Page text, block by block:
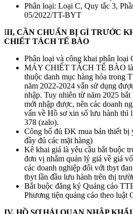
Phân loại: Loại C, Quy tắc 3,
05/2022/TT-BYT
III, CẦN CHUẨN BỊ GÌ TRƯỚC
CHIẾT TÁCH TẾ BÀO
Phân loại và công khai phân loại
MÁY CHIẾT TÁCH TẾ BÀO là
thuộc danh mục hàng hóa trong
năm 2022-2024 vẫn sử dụng
nhập. Tuy nhiên từ năm 2025
mới nhập được, nên các doanh
vấn về Hồ sơ xin số lưu hành thì
378 (zalo).
Công bố đủ ĐK mua bán thiết bị
đầy đủ các mặt hàng)
Kê khai giá là yêu cầu bắt buộc
đơn vị nhằm quản lý giá về giá
các doanh nghiệp đối với tbyt
tbyt lần đầu lưu hành trên thị
Bắt buộc đăng ký Quảng cáo
Phương tiện quảng cáo theo luật
IV, HỒ SƠ HẢI QUAN NHẬP